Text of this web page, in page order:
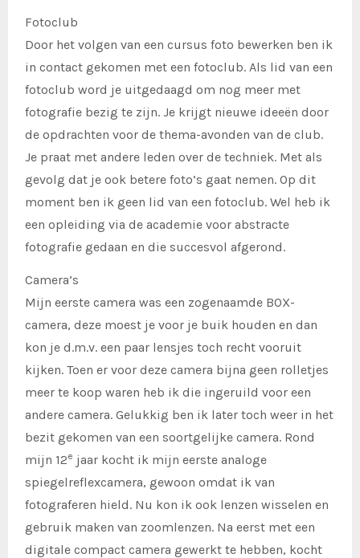
Fotoclub
Door het volgen van een cursus foto bewerken ben ik
in contact gekomen met een fotoclub. Als lid van een
fotoclub word je uitgedaagd om nog meer met
fotografie bezig te zijn. Je krijgt nieuwe ideeën door
de opdrachten voor de thema-avonden van de club.
Je praat met andere leden over de techniek. Met als
gevolg dat je ook betere foto’s gaat nemen. Op dit
moment ben ik geen lid van een fotoclub. Wel heb ik
een opleiding via de academie voor abstracte
fotografie gedaan en die succesvol afgerond.
Camera’s
Mijn eerste camera was een zogenaamde BOX-
camera, deze moest je voor je buik houden en dan
kon je d.m.v. een paar lensjes toch recht vooruit
kijken. Toen er voor deze camera bijna geen rolletjes
meer te koop waren heb ik die ingeruild voor een
andere camera. Gelukkig ben ik later toch weer in het
bezit gekomen van een soortgelijke camera. Rond
mijn 12e jaar kocht ik mijn eerste analoge
spiegelreflexcamera, gewoon omdat ik van
fotograferen hield. Nu kon ik ook lenzen wisselen en
gebruik maken van zoomlenzen. Na eerst met een
digitale compact camera gewerkt te hebben, kocht